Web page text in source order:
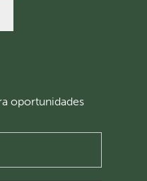
oportunidades